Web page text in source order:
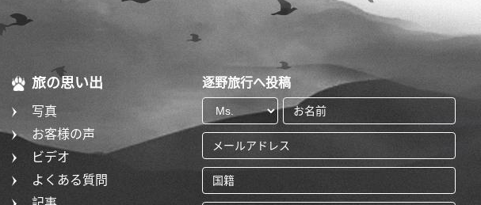
旅の思い出
写真
お客様の声
ビデオ
よくある質問
逐野旅行へ投稿